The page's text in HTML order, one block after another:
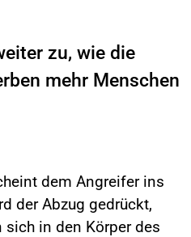
zu, wie die
mehr Menschen
dem Angreifer ins
der Abzug gedrückt,
in den Körper des